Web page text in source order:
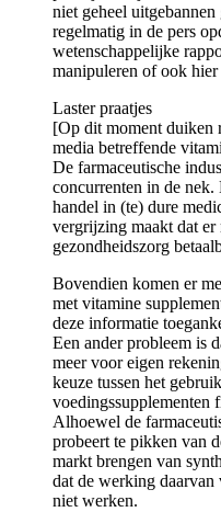
niet geheel
regelmatig in de pers
wetenschappelijke
manipuleren of ook hier
Laster praatjes
[Op dit moment duiken
media betreffende
De farmaceutische
concurrenten in de nek.
handel in (te) dure
vergrijzing maakt dat er
gezondheidszorg
Bovendien komen er
met vitamine
deze informatie
Een ander probleem is
meer voor eigen
keuze tussen het
voedingssupplementen
Alhoewel de
probeert te pikken van
markt brengen van
dat de werking daarvan
niet werken.